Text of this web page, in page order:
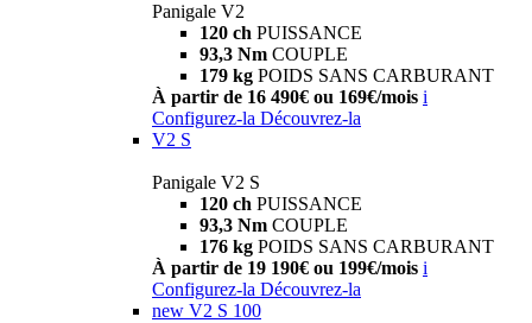
Panigale V2
120 ch PUISSANCE
93,3 Nm COUPLE
179 kg POIDS SANS CARBURANT
À partir de 16 490€ ou 169€/mois i
Configurez-la Découvrez-la
V2 S
Panigale V2 S
120 ch PUISSANCE
93,3 Nm COUPLE
176 kg POIDS SANS CARBURANT
À partir de 19 190€ ou 199€/mois i
Configurez-la Découvrez-la
new V2 S 100